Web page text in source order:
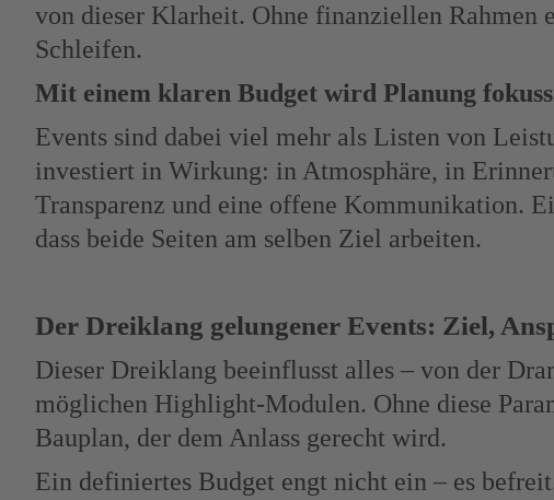
von dieser Klarheit. Ohne finanziellen Rahmen
Schleifen.
Mit einem klaren Budget wird Planung
Events sind dabei viel mehr als Listen von
investiert in Wirkung: in Atmosphäre, in
Transparenz und eine offene Kommunikation.
dass beide Seiten am selben Ziel arbeiten.
Der Dreiklang gelungener Events: Ziel,
Dieser Dreiklang beeinflusst alles – von der
möglichen Highlight-Modulen. Ohne diese
Bauplan, der dem Anlass gerecht wird.
Ein definiertes Budget engt nicht ein – es